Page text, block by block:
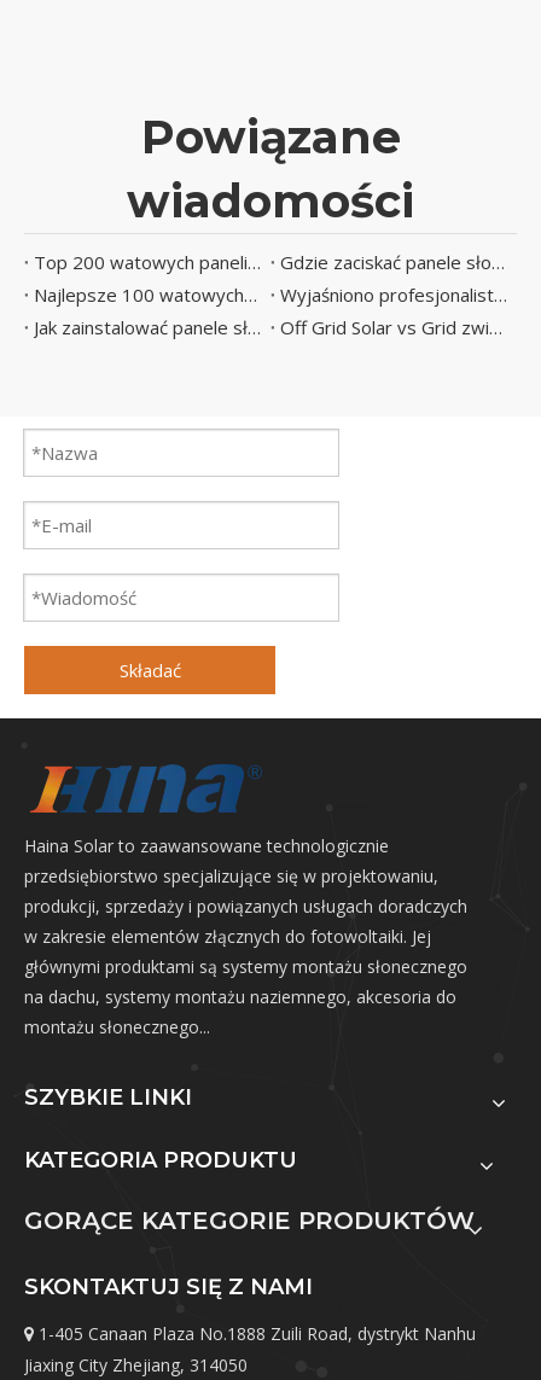
Powiązane
wiadomości
Top 200 watowych paneli słonecznych w porównaniu dla 2025
Gdzie zaciskać panele słoneczne
Najlepsze 100 watowych paneli słonecznych do RV i kempingu w 2025
Wyjaśniono profesjonalistę energii słonecznej i wady
Jak zainstalować panele słoneczne w domu
Off Grid Solar vs Grid związany vs hybryda, który system jest dla Ciebie odpowiedni
Składać
Haina Solar to zaawansowane technologicznie
przedsiębiorstwo specjalizujące się w projektowaniu,
produkcji, sprzedaży i powiązanych usługach doradczych
w zakresie elementów złącznych do fotowoltaiki. Jej
głównymi produktami są systemy montażu słonecznego
na dachu, systemy montażu naziemnego, akcesoria do
montażu słonecznego...
SZYBKIE LINKI
KATEGORIA PRODUKTU
GORĄCE KATEGORIE PRODUKTÓW
SKONTAKTUJ SIĘ Z NAMI
 1-405 Canaan Plaza No.1888 Zuili Road, dystrykt Nanhu
Jiaxing City Zhejiang, 314050